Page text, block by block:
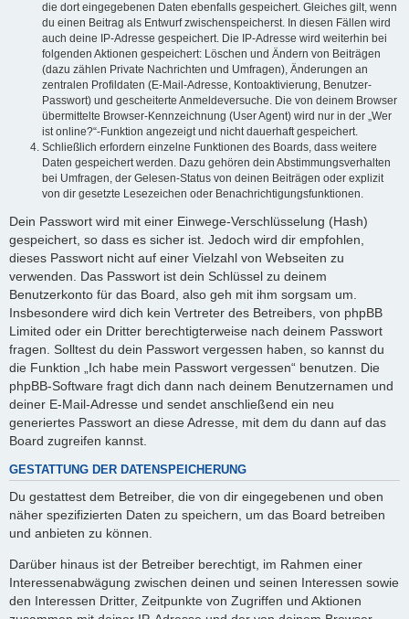
die dort eingegebenen Daten ebenfalls gespeichert. Gleiches gilt, wenn
du einen Beitrag als Entwurf zwischenspeicherst. In diesen Fällen wird
auch deine IP-Adresse gespeichert. Die IP-Adresse wird weiterhin bei
folgenden Aktionen gespeichert: Löschen und Ändern von Beiträgen
(dazu zählen Private Nachrichten und Umfragen), Änderungen an
zentralen Profildaten (E-Mail-Adresse, Kontoaktivierung, Benutzer-
Passwort) und gescheiterte Anmeldeversuche. Die von deinem Browser
übermittelte Browser-Kennzeichnung (User Agent) wird nur in der „Wer
ist online?“-Funktion angezeigt und nicht dauerhaft gespeichert.
Schließlich erfordern einzelne Funktionen des Boards, dass weitere
Daten gespeichert werden. Dazu gehören dein Abstimmungsverhalten
bei Umfragen, der Gelesen-Status von deinen Beiträgen oder explizit
von dir gesetzte Lesezeichen oder Benachrichtigungsfunktionen.
Dein Passwort wird mit einer Einwege-Verschlüsselung (Hash)
gespeichert, so dass es sicher ist. Jedoch wird dir empfohlen,
dieses Passwort nicht auf einer Vielzahl von Webseiten zu
verwenden. Das Passwort ist dein Schlüssel zu deinem
Benutzerkonto für das Board, also geh mit ihm sorgsam um.
Insbesondere wird dich kein Vertreter des Betreibers, von phpBB
Limited oder ein Dritter berechtigterweise nach deinem Passwort
fragen. Solltest du dein Passwort vergessen haben, so kannst du
die Funktion „Ich habe mein Passwort vergessen“ benutzen. Die
phpBB-Software fragt dich dann nach deinem Benutzernamen und
deiner E-Mail-Adresse und sendet anschließend ein neu
generiertes Passwort an diese Adresse, mit dem du dann auf das
Board zugreifen kannst.
GESTATTUNG DER DATENSPEICHERUNG
Du gestattest dem Betreiber, die von dir eingegebenen und oben
näher spezifizierten Daten zu speichern, um das Board betreiben
und anbieten zu können.
Darüber hinaus ist der Betreiber berechtigt, im Rahmen einer
Interessenabwägung zwischen deinen und seinen Interessen sowie
den Interessen Dritter, Zeitpunkte von Zugriffen und Aktionen